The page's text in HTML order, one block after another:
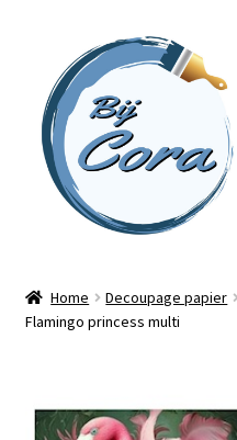
naar
navigatie
inhoud
Workshops
Home Decoupage papier
Flamingo princess multi